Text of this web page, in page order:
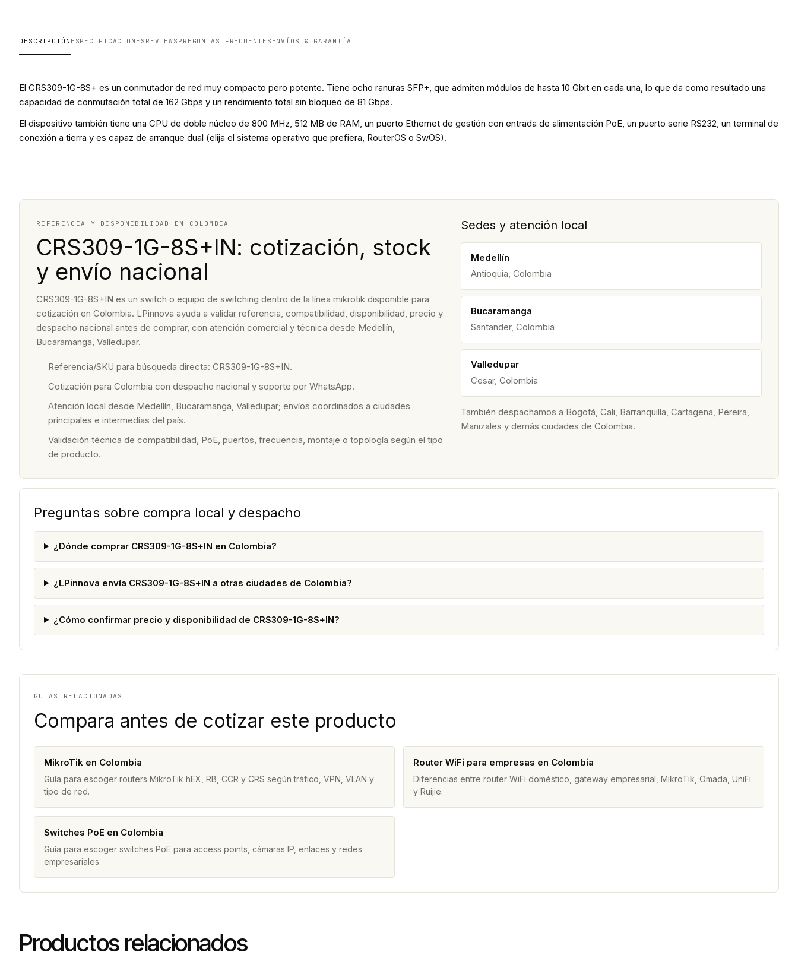
DESCRIPCIÓN ESPECIFICACIONES REVIEWS PREGUNTAS FRECUENTES ENVÍOS & GARANTÍA
El CRS309-1G-8S+ es un conmutador de red muy compacto pero potente. Tiene ocho ranuras SFP+, que admiten módulos de hasta 10 Gbit en cada una, lo que da como resultado una
capacidad de conmutación total de 162 Gbps y un rendimiento total sin bloqueo de 81 Gbps.
El dispositivo también tiene una CPU de doble núcleo de 800 MHz, 512 MB de RAM, un puerto Ethernet de gestión con entrada de alimentación PoE, un puerto serie RS232, un terminal de
conexión a tierra y es capaz de arranque dual (elija el sistema operativo que prefiera, RouterOS o SwOS).
REFERENCIA Y DISPONIBILIDAD EN COLOMBIA
CRS309-1G-8S+IN: cotización, stock
y envío nacional
CRS309-1G-8S+IN es un switch o equipo de switching dentro de la línea mikrotik disponible para
cotización en Colombia. LPinnova ayuda a validar referencia, compatibilidad, disponibilidad, precio y
despacho nacional antes de comprar, con atención comercial y técnica desde Medellín,
Bucaramanga, Valledupar.
Referencia/SKU para búsqueda directa: CRS309-1G-8S+IN.
Cotización para Colombia con despacho nacional y soporte por WhatsApp.
Atención local desde Medellín, Bucaramanga, Valledupar; envíos coordinados a ciudades
principales e intermedias del país.
Validación técnica de compatibilidad, PoE, puertos, frecuencia, montaje o topología según el tipo
de producto.
Sedes y atención local
Medellín
Antioquia, Colombia
Bucaramanga
Santander, Colombia
Valledupar
Cesar, Colombia
También despachamos a Bogotá, Cali, Barranquilla, Cartagena, Pereira,
Manizales y demás ciudades de Colombia.
Preguntas sobre compra local y despacho
¿Dónde comprar CRS309-1G-8S+IN en Colombia?
¿LPinnova envía CRS309-1G-8S+IN a otras ciudades de Colombia?
¿Cómo confirmar precio y disponibilidad de CRS309-1G-8S+IN?
GUÍAS RELACIONADAS
Compara antes de cotizar este producto
MikroTik en Colombia
Guía para escoger routers MikroTik hEX, RB, CCR y CRS según tráfico, VPN, VLAN y
tipo de red.
Router WiFi para empresas en Colombia
Diferencias entre router WiFi doméstico, gateway empresarial, MikroTik, Omada, UniFi
y Ruijie.
Switches PoE en Colombia
Guía para escoger switches PoE para access points, cámaras IP, enlaces y redes
empresariales.
Productos relacionados